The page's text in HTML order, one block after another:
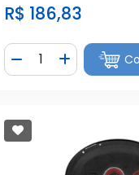
R$ 186,83
Diminuir
Quantidade
Adicionar